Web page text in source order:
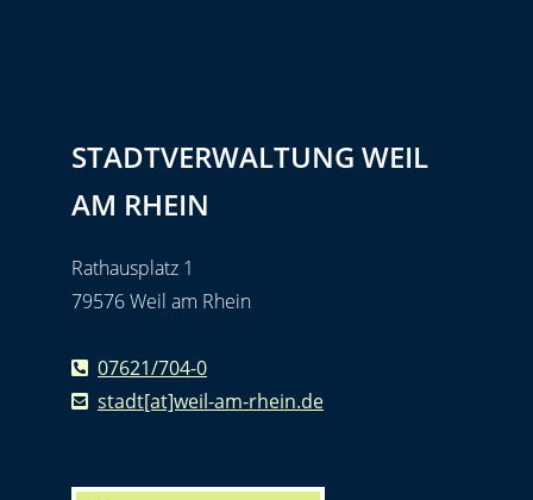
STADTVERWALTUNG WEIL
AM RHEIN
Rathausplatz 1
79576 Weil am Rhein
07621/704-0
stadt[at]weil-am-rhein.de